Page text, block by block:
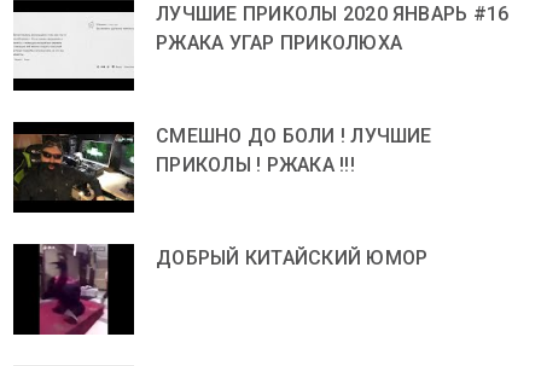
ЛУЧШИЕ ПРИКОЛЫ 2020 ЯНВАРЬ #16
РЖАКА УГАР ПРИКОЛЮХА
СМЕШНО ДО БОЛИ ! ЛУЧШИЕ
ПРИКОЛЫ ! РЖАКА !!!
ДОБРЫЙ КИТАЙСКИЙ ЮМОР